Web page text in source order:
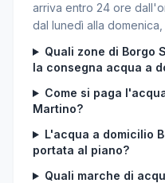
arriva entro 24 ore
dal lunedì alla
Quali zone di Borgo
la consegna acqua a
Come si paga
Martino?
L'acqua a domicilio
portata al piano?
Quali marche di